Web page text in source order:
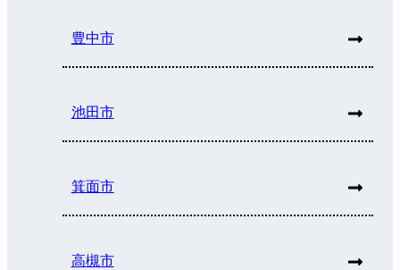
豊中市
池田市
箕面市
高槻市